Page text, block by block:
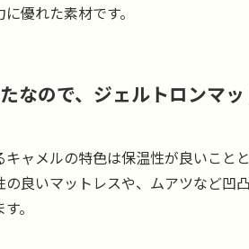
優れた素材です。
なので、ジェルトロンマ
キャメルの特色は保温性が良いこと
の良いマットレスや、ムアツなど凹
。